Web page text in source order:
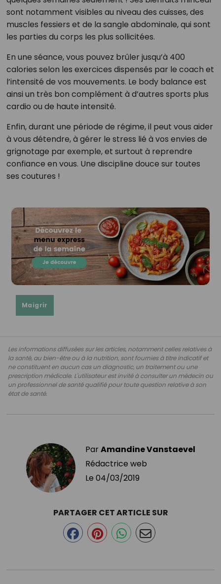
sont notamment visibles au niveau des cuisses, des
muscles fessiers et de la sangle abdominale, qui sont
les parties du corps les plus sollicitées.
En une séance, vous pouvez brûler jusqu’à 400
calories selon les exercices dispensés par le coach et
l’intensité de vos mouvements. Le body balance est
ainsi un très bon complément à d’autres sports plus
cardio ou de haute intensité.
Enfin, durant une période de régime, il peut vous aider
à vous détendre, à gérer le stress lié à vos envies de
grignotage par exemple, et surtout à reprendre
confiance en vous. Une discipline douce sur toutes
ses coutures !
Maigrir
Les informations diffusées sur les articles, notamment celles relatives à
la santé, au bien-être ou à la nutrition, sont fournies à titre indicatif et
ne constituent en aucun cas un diagnostic, un traitement ou une
prescription médicale. L'utilisateur est invité à consulter un médecin ou
un professionnel de santé qualifié pour toute question relative à son
état de santé.
ParAmandine Vanstaevel
Rédactrice web
Le 04/03/2019
PARTAGER CET ARTICLE SUR